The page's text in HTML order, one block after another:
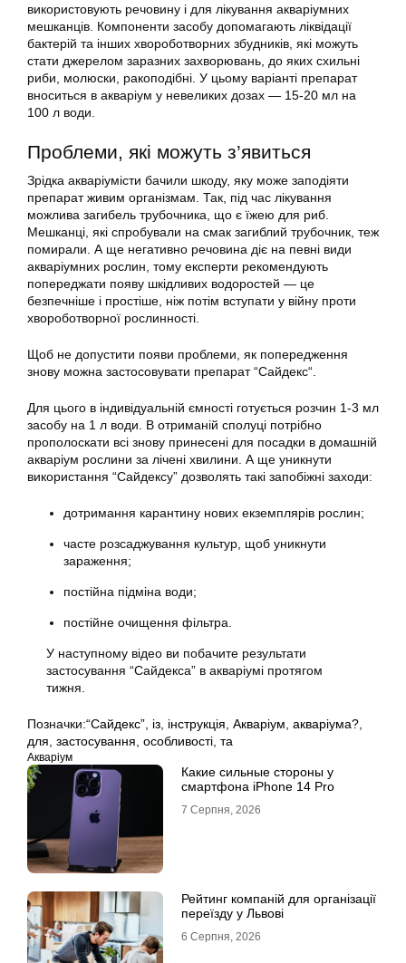
використовують речовину і для лікування акваріумних
мешканців. Компоненти засобу допомагають ліквідації
бактерій та інших хвороботворних збудників, які можуть
стати джерелом заразних захворювань, до яких схильні
риби, молюски, ракоподібні. У цьому варіанті препарат
вноситься в акваріум у невеликих дозах — 15-20 мл на
100 л води.
Проблеми, які можуть з’явиться
Зрідка акваріумісти бачили шкоду, яку може заподіяти
препарат живим організмам. Так, під час лікування
можлива загибель трубочника, що є їжею для риб.
Мешканці, які спробували на смак загиблий трубочник, теж
помирали. А ще негативно речовина діє на певні види
акваріумних рослин, тому експерти рекомендують
попереджати появу шкідливих водоростей — це
безпечніше і простіше, ніж потім вступати у війну проти
хвороботворної рослинності.
Щоб не допустити появи проблеми, як попередження
знову можна застосовувати препарат “Сайдекс“.
Для цього в індивідуальній ємності готується розчин 1-3 мл
засобу на 1 л води. В отриманій сполуці потрібно
прополоскати всі знову принесені для посадки в домашній
акваріум рослини за лічені хвилини. А ще уникнути
використання “Сайдексу” дозволять такі запобіжні заходи:
дотримання карантину нових екземплярів рослин;
часте розсаджування культур, щоб уникнути
зараження;
постійна підміна води;
постійне очищення фільтра.
У наступному відео ви побачите результати
застосування “Сайдекса” в акваріумі протягом
тижня.
Позначки:“Сайдекс” із інструкція Акваріум акваріума?
для застосування особливості та
Акваріум
Какие сильные стороны у
смартфона iPhone 14 Pro
7 Серпня, 2026
Рейтинг компаній для організації
переїзду у Львові
6 Серпня, 2026